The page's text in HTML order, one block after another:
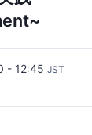
- 12:45 JST